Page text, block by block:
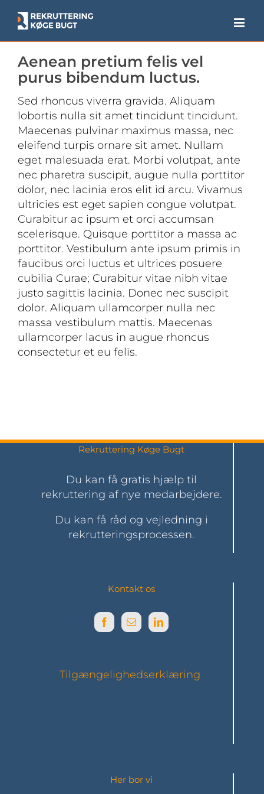
Aenean pretium felis vel
purus bibendum luctus.
Sed rhoncus viverra gravida. Aliquam
lobortis nulla sit amet tincidunt tincidunt.
Maecenas pulvinar maximus massa, nec
eleifend turpis ornare sit amet. Nullam
eget malesuada erat. Morbi volutpat, ante
nec pharetra suscipit, augue nulla porttitor
dolor, nec lacinia eros elit id arcu. Vivamus
ultricies est eget sapien congue volutpat.
Curabitur ac ipsum et orci accumsan
scelerisque. Quisque porttitor a massa ac
porttitor. Vestibulum ante ipsum primis in
faucibus orci luctus et ultrices posuere
cubilia Curae; Curabitur vitae nibh vitae
justo sagittis lacinia. Donec nec suscipit
dolor. Aliquam ullamcorper nulla nec
massa vestibulum mattis. Maecenas
ullamcorper lacus in augue rhoncus
consectetur et eu felis.
Rekruttering Køge Bugt
Du kan få gratis hjælp til
rekruttering af nye medarbejdere.
Du kan få råd og vejledning i
rekrutteringsprocessen.
Kontakt os
Tilgængelighedserklæring
Her bor vi